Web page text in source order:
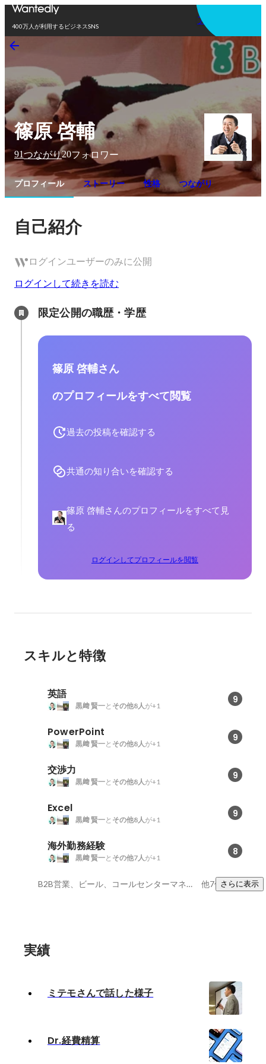
400万人が利用するビジネスSNS
アプリを使う
篠原 啓輔
91つながり20フォロワー
プロフィール ストーリー 性格 つながり
自己紹介
ログインユーザーのみに公開
ログインして続きを読む
限定公開の職歴・学歴
篠原 啓輔さん
のプロフィールをすべて閲覧
過去の投稿を確認する
共通の知り合いを確認する
篠原 啓輔さんのプロフィールをすべて見
る
ログインしてプロフィールを閲覧
スキルと特徴
英語 9
黒﨑 賢一と その他8人が+1
PowerPoint 9
黒﨑 賢一と その他8人が+1
交渉力 9
黒﨑 賢一と その他8人が+1
Excel 9
黒﨑 賢一と その他8人が+1
海外勤務経験 8
黒﨑 賢一と その他7人が+1
B2B営業、ビール、コールセンターマネジメント 他7件さらに表示
実績
ミテモさんで話した様子
Dr.経費精算